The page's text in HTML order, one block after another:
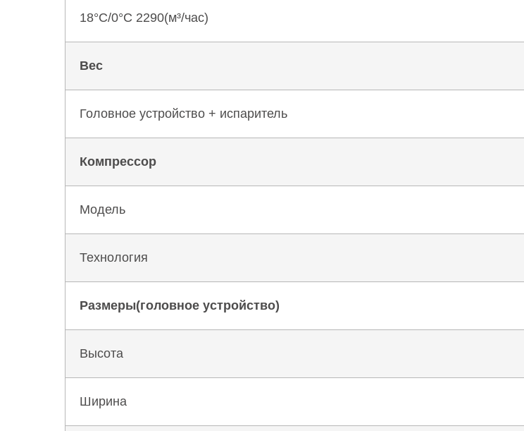
18°C/0°C 2290(м³/час)
Вес
Головное устройство + испаритель
Компрессор
Модель
Технология
Размеры(головное устройство)
Высота
Ширина